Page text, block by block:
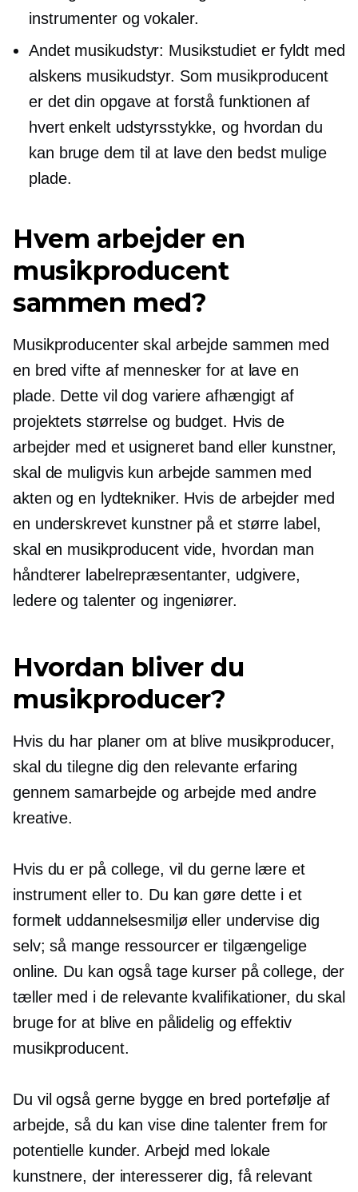
instrumenter og vokaler.
Andet musikudstyr: Musikstudiet er fyldt med
alskens musikudstyr. Som musikproducent
er det din opgave at forstå funktionen af ​​
hvert enkelt udstyrsstykke, og hvordan du
kan bruge dem til at lave den bedst mulige
plade.
Hvem arbejder en
musikproducent
sammen med?
Musikproducenter skal arbejde sammen med
en bred vifte af mennesker for at lave en
plade. Dette vil dog variere afhængigt af
projektets størrelse og budget. Hvis de
arbejder med et usigneret band eller kunstner,
skal de muligvis kun arbejde sammen med
akten og en lydtekniker. Hvis de arbejder med
en underskrevet kunstner på et større label,
skal en musikproducent vide, hvordan man
håndterer labelrepræsentanter, udgivere,
ledere og talenter og ingeniører.
Hvordan bliver du
musikproducer?
Hvis du har planer om at blive musikproducer,
skal du tilegne dig den relevante erfaring
gennem samarbejde og arbejde med andre
kreative.
Hvis du er på college, vil du gerne lære et
instrument eller to. Du kan gøre dette i et
formelt uddannelsesmiljø eller undervise dig
selv; så mange ressourcer er tilgængelige
online. Du kan også tage kurser på college, der
tæller med i de relevante kvalifikationer, du skal
bruge for at blive en pålidelig og effektiv
musikproducent.
Du vil også gerne bygge en bred portefølje af
arbejde, så du kan vise dine talenter frem for
potentielle kunder. Arbejd med lokale
kunstnere, der interesserer dig, få relevant